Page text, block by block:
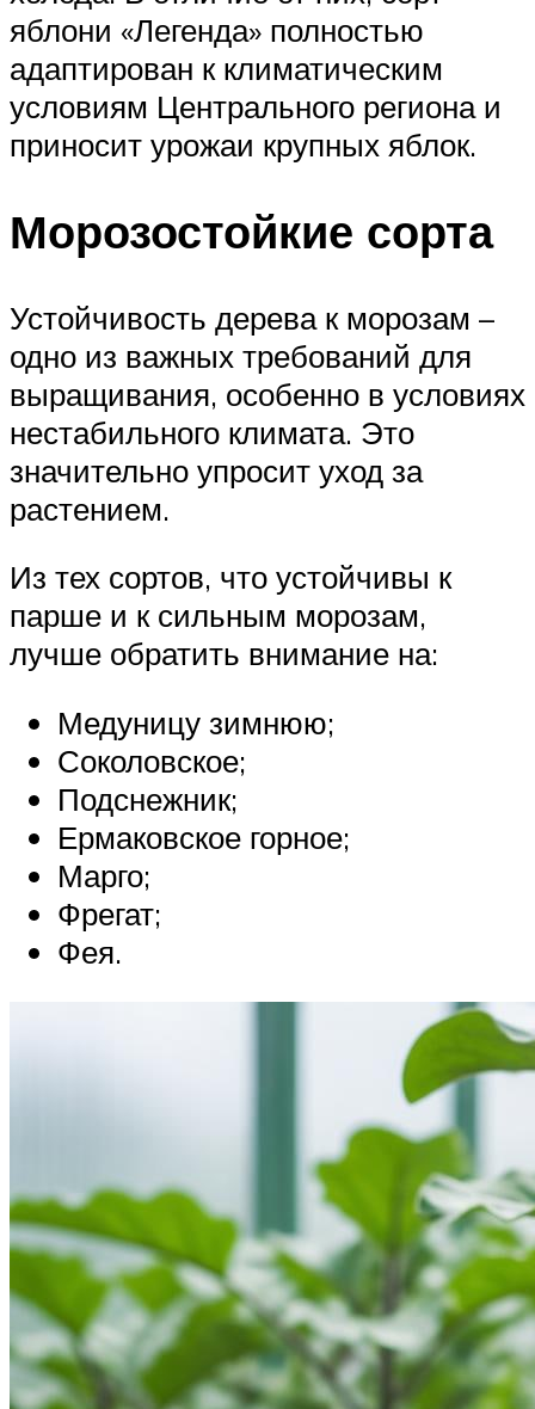
яблони «Легенда» полностью
адаптирован к климатическим
условиям Центрального региона и
приносит урожаи крупных яблок.
Морозостойкие сорта
Устойчивость дерева к морозам –
одно из важных требований для
выращивания, особенно в условиях
нестабильного климата. Это
значительно упросит уход за
растением.
Из тех сортов, что устойчивы к
парше и к сильным морозам,
лучше обратить внимание на:
Медуницу зимнюю;
Соколовское;
Подснежник;
Ермаковское горное;
Марго;
Фрегат;
Фея.